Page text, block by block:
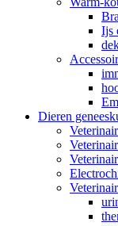
Ijs
Dieren